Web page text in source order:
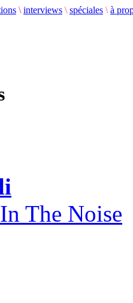
\ interviews \ spéciales \ à
The Noise